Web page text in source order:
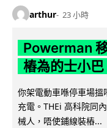
arthur 23 小時
Powerman
樁為的士小巴
你架電動車喺停車場
充電。THEi 高科院同
械人，唔使鋪線裝樁...